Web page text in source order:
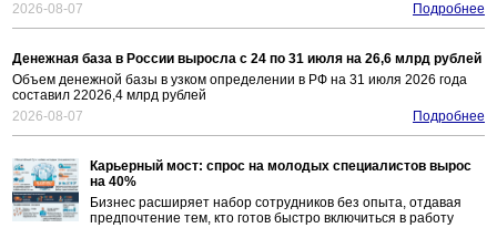
2026-08-07
Подробнее
Денежная база в России выросла с 24 по 31 июля на 26,6 млрд рублей
Объем денежной базы в узком определении в РФ на 31 июля 2026 года
составил 22026,4 млрд рублей
2026-08-07
Подробнее
Карьерный мост: спрос на молодых специалистов вырос
на 40%
Бизнес расширяет набор сотрудников без опыта, отдавая
предпочтение тем, кто готов быстро включиться в работу